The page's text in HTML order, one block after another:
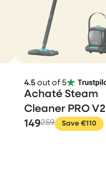
4.5 out of 5
Achaté Steam
Cleaner PRO V2
149259 Save €110